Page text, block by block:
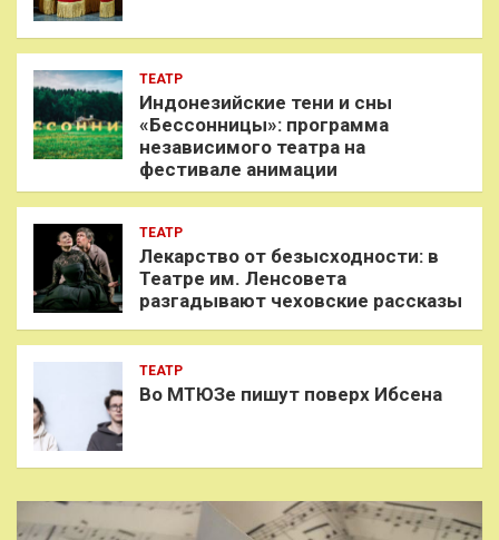
ТЕАТР
Индонезийские тени и сны
«Бессонницы»: программа
независимого театра на
фестивале анимации
ТЕАТР
Лекарство от безысходности: в
Театре им. Ленсовета
разгадывают чеховские рассказы
ТЕАТР
Во МТЮЗе пишут поверх Ибсена